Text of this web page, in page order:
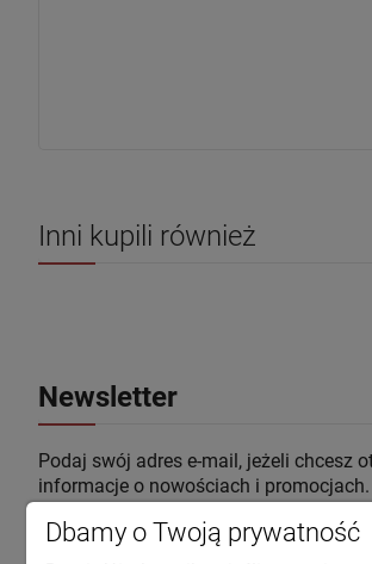
Inni kupili również
Newsletter
Podaj swój adres e-mail, jeżeli chcesz
informacje o nowościach i promocjach.
Dbamy o Twoją prywatność